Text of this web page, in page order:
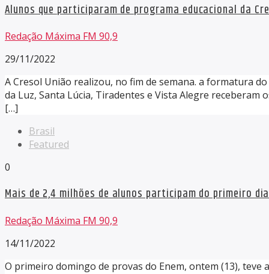
Alunos que participaram de programa educacional da
Redação Máxima FM 90,9
29/11/2022
A Cresol União realizou, no fim de semana. a formatura
da Luz, Santa Lúcia, Tiradentes e Vista Alegre
[…]
Brasil
Featured
0
Mais de 2,4 milhões de alunos participam do primeiro
Redação Máxima FM 90,9
14/11/2022
O primeiro domingo de provas do Enem, ontem (13), teve